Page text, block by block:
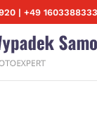
| +49 1603388333